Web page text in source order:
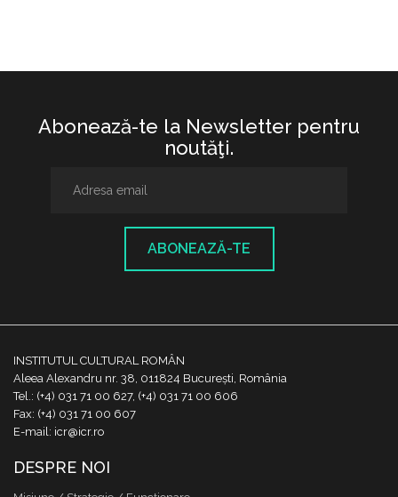
Abonează-te la Newsletter pentru
noutăţi.
ABONEAZĂ-TE
INSTITUTUL CULTURAL ROMÂN
Aleea Alexandru nr. 38, 011824 București, România
Tel.: (+4) 031 71 00 627, (+4) 031 71 00 606
Fax: (+4) 031 71 00 607
E-mail: icr@icr.ro
DESPRE NOI